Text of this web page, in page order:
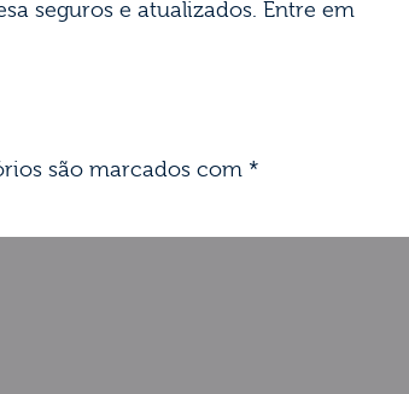
seguros e atualizados. Entre em
são marcados com *